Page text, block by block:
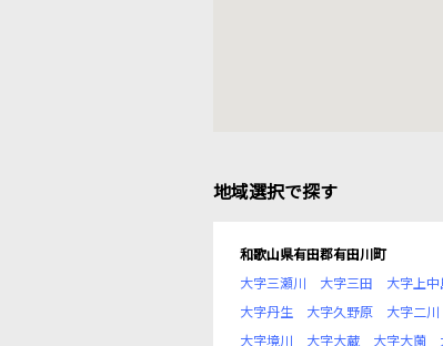
地域選択で探す
和歌山県有田郡有田川町
大字三瀬川
大字三田 大字上中
大字丹生
大字久野原 大字二川
大字境川
大字大蔵 大字大薗